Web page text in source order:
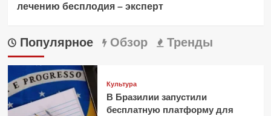
лечению бесплодия – эксперт
Популярное Обзор Тренды
Культура
В Бразилии запустили
бесплатную платформу для